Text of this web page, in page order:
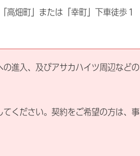
畑町」または「幸町」下車徒歩１
進入、及びアサカハイツ周辺などの
ください。契約をご希望の方は、事